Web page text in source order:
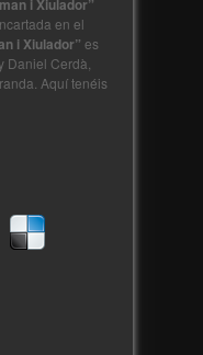
i Xiulador”
en el
i Xiulador” es
Daniel Cerdà,
Aquí tenéis